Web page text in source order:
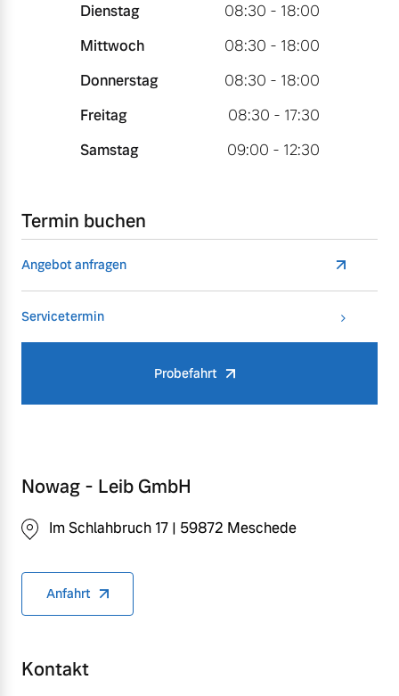
Dienstag
08:30 - 18:00
Mittwoch
08:30 - 18:00
Donnerstag
08:30 - 18:00
Freitag
08:30 - 17:30
Samstag
09:00 - 12:30
Termin buchen
Angebot anfragen
Servicetermin
Probefahrt
Nowag - Leib GmbH
Im Schlahbruch 17 | 59872 Meschede
Anfahrt
Kontakt